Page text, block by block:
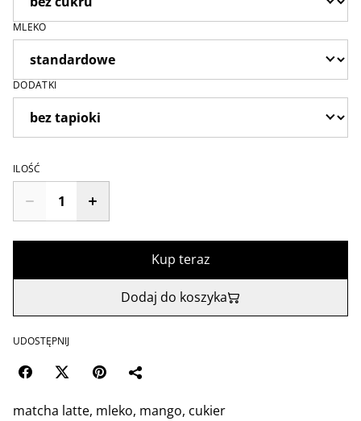
MLEKO
DODATKI
ILOŚĆ
Kup teraz
Dodaj do koszyka
UDOSTĘPNIJ
matcha latte, mleko, mango, cukier